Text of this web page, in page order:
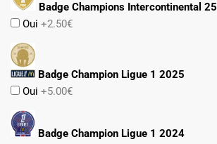
Badge Champions Intercontinental 25
Oui +2.50€
Badge Champion Ligue 1 2025
Oui +5.00€
Badge Champion Ligue 1 2024